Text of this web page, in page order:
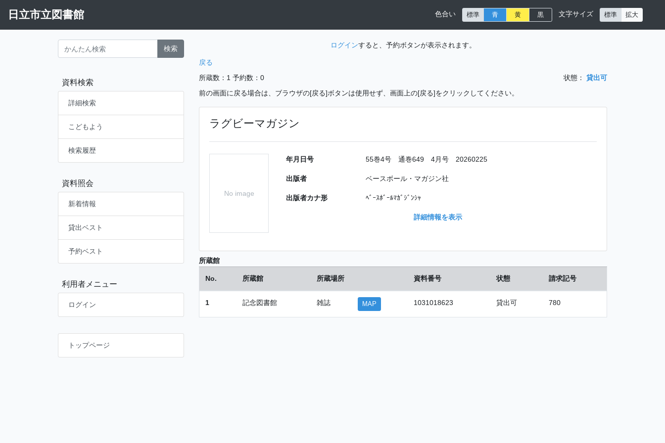
日立市立図書館 色合い 標準 青 黄 黒 文字サイズ 標準 拡大
検索
資料検索
詳細検索
こどもよう
検索履歴
資料照会
新着情報
貸出ベスト
予約ベスト
利用者メニュー
ログイン
トップページ
ログインすると、予約ボタンが表示されます。
戻る
所蔵数：1 予約数：0 状態：
貸出可
前の画面に戻る場合は、ブラウザの[戻る]ボタンは使用せず、画面上の[戻る]をクリックしてください。
ラグビーマガジン
No image
年月日号 55巻4号 通巻649 4月号 20260225
出版者 ベースボール・マガジン社
出版者カナ形 ﾍﾞｰｽﾎﾞｰﾙﾏｶﾞｼﾞﾝｼｬ
詳細情報を表示
所蔵館
No. 所蔵館 所蔵場所 資料番号 状態 請求記号
1 記念図書館 雑誌 MAP 1031018623 貸出可 780